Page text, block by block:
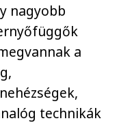
nagyobb
a
technikák